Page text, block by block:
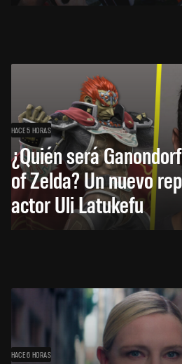
HACE 5 HORAS
¿Quién será
of Zelda? Un nuevo
actor Uli Latukefu
HACE 6 HORAS